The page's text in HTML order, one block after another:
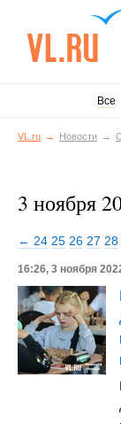
Все
VL.ru Новости
3 ноября
← 24 25 26 27 28
16:26, 3 ноября